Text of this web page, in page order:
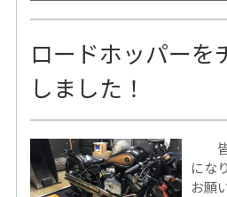
ロードホッパーを
しました！
皆
にな
お願